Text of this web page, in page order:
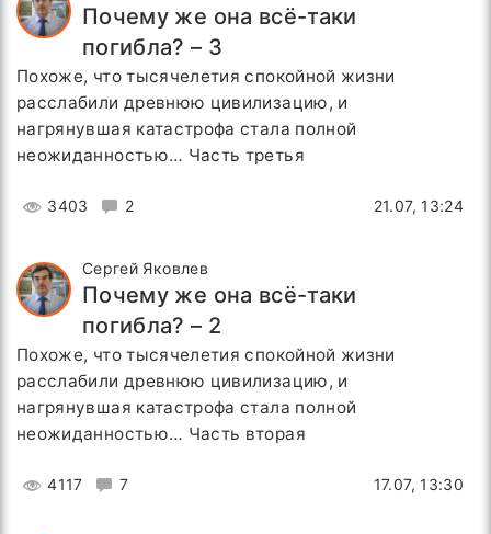
Почему же она всё-таки
погибла? – 3
Похоже, что тысячелетия спокойной жизни
расслабили древнюю цивилизацию, и
нагрянувшая катастрофа стала полной
неожиданностью… Часть третья
3403 2 21.07, 13:24
Сергей Яковлев
Почему же она всё-таки
погибла? – 2
Похоже, что тысячелетия спокойной жизни
расслабили древнюю цивилизацию, и
нагрянувшая катастрофа стала полной
неожиданностью… Часть вторая
4117 7 17.07, 13:30